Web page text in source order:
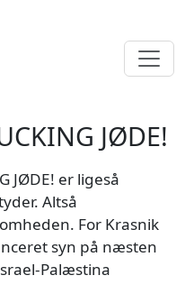
JØDE!
JØDE! er ligeså
Altså
For Krasnik
syn på næsten
Palæstina